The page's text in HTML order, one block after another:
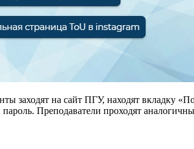
заходят на сайт ПГУ, находят вкладку
Преподаватели проходят